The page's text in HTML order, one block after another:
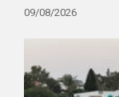
09/08/2026